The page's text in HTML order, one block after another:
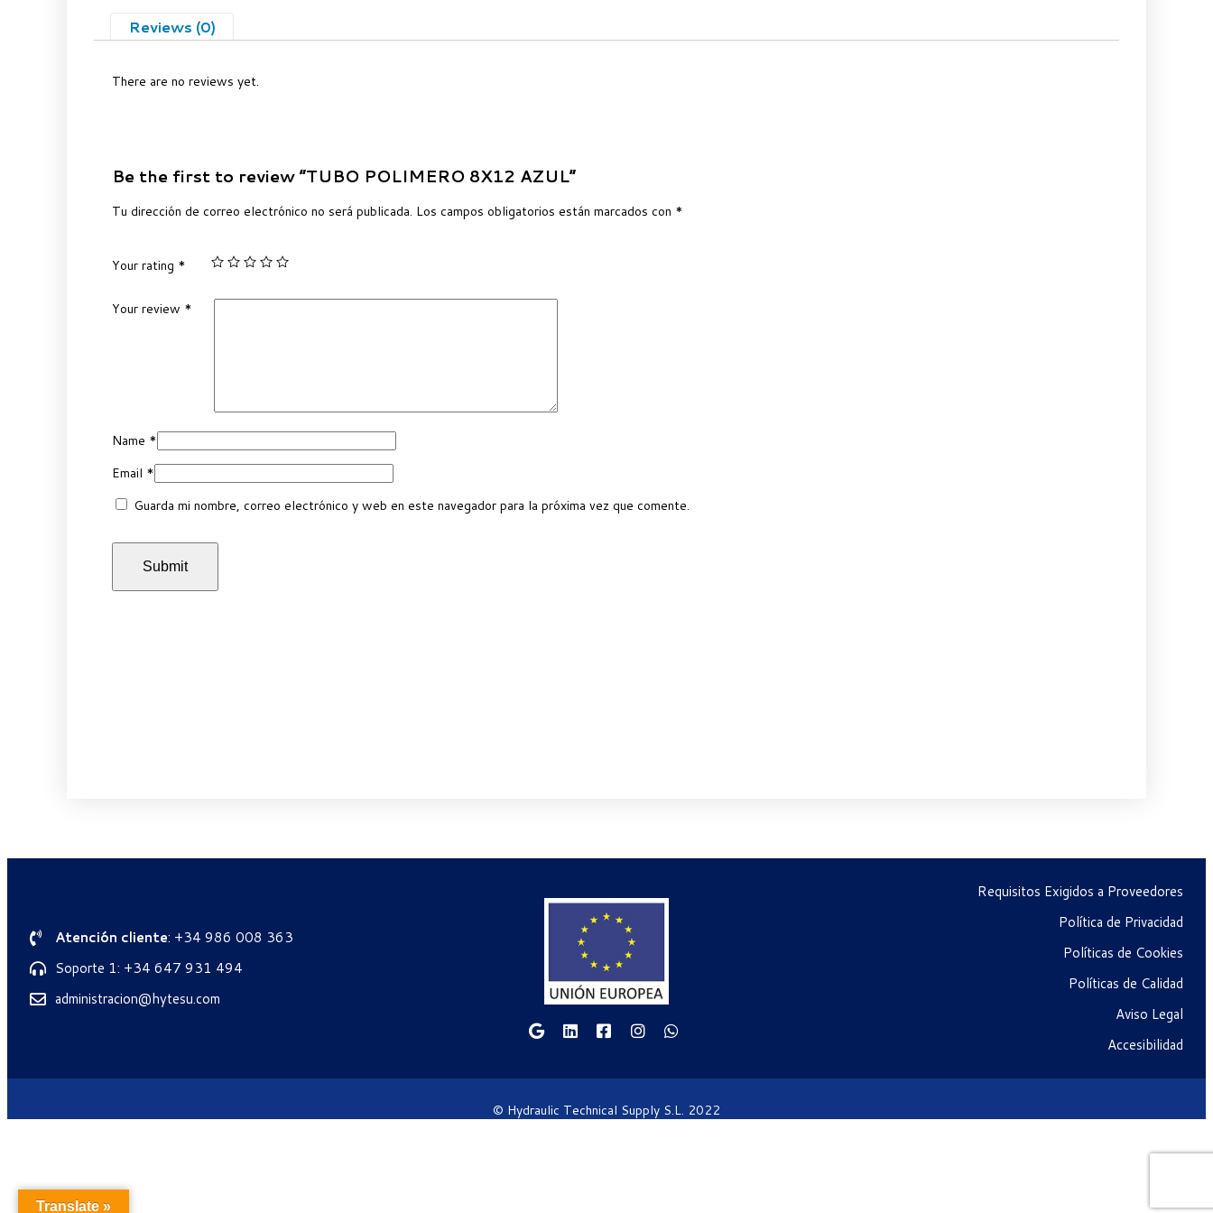
Reviews (0)
There are no reviews yet.
Be the first to review “TUBO POLIMERO 8X12 AZUL”
Tu dirección de correo electrónico no será publicada. Los campos obligatorios están marcados con *
Your rating *
Your review *
Name *
Email *
Guarda mi nombre, correo electrónico y web en este navegador para la próxima vez que comente.
Atención cliente: +34 986 008 363
Soporte 1: +34 647 931 494
administracion@hytesu.com
Requisitos Exigidos a Proveedores
Política de Privacidad
Políticas de Cookies
Políticas de Calidad
Aviso Legal
Accesibilidad
© Hydraulic Technical Supply S.L. 2022
Translate »